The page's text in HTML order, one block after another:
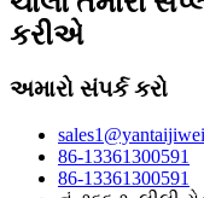
કરીએ
અમારો સંપર્ક કરો
86-13361300591
86-13361300591